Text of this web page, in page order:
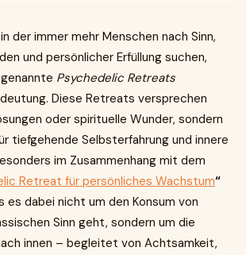
der immer mehr Menschen nach Sinn,
und persönlicher Erfüllung suchen,
Psychedelic Retreats
Diese Retreats versprechen
oder spirituelle Wunder, sondern
tiefgehende Selbsterfahrung und innere
im Zusammenhang mit dem
Retreat für persönliches Wachstum“
es dabei nicht um den Konsum von
Sinn geht, sondern um die
innen – begleitet von Achtsamkeit,